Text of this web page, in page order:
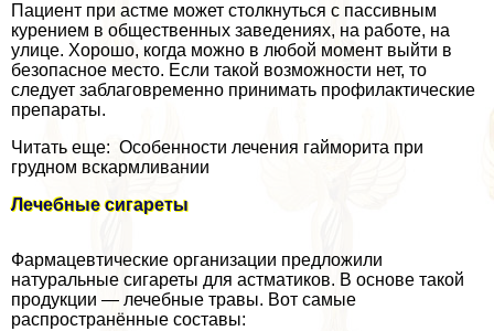
Пациент при астме может столкнуться с пассивным
курением в общественных заведениях, на работе, на
улице. Хорошо, когда можно в любой момент выйти в
безопасное место. Если такой возможности нет, то
следует заблаговременно принимать профилактические
препараты.
Читать еще: Особенности лечения гайморита при
грудном вскармливании
Лечебные сигареты
Фармацевтические организации предложили
натуральные сигареты для астматиков. В основе такой
продукции — лечебные травы. Вот самые
распространённые составы: